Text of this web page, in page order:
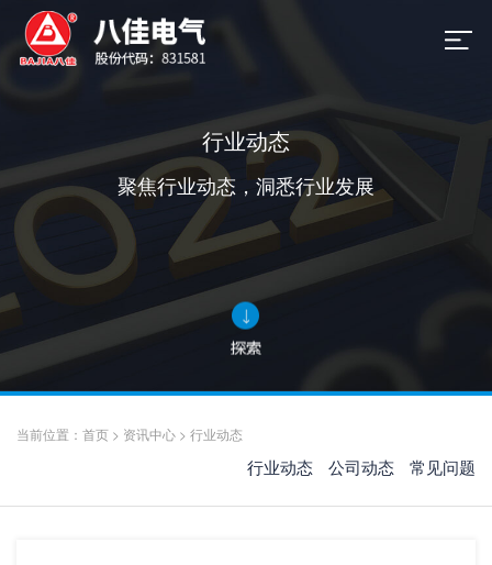
行业动态
聚焦行业动态，洞悉行业发展
当前位置： 首页 > 资讯中心 > 行业动态
行业动态 公司动态 常见问题